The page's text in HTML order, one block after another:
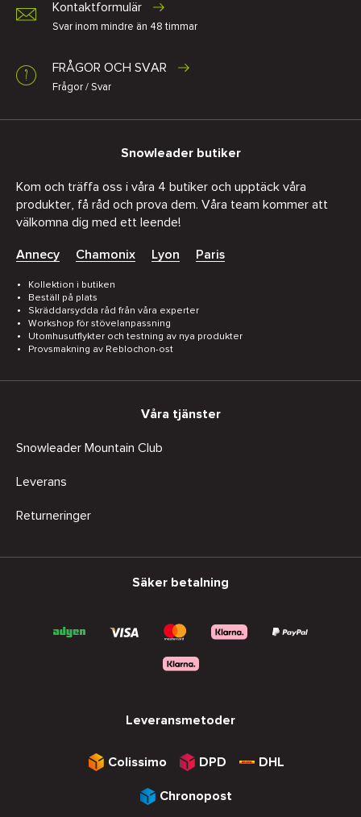
Kontaktformulär
Svar inom mindre än 48 timmar
FRÅGOR OCH SVAR
Frågor / Svar
Snowleader butiker
Kom och träffa oss i våra 4 butiker och upptäck våra
produkter, få råd och prova dem. Våra team kommer att
välkomna dig med ett leende!
Annecy Chamonix Lyon Paris
Kollektion i butiken
Beställ på plats
Skräddarsydda råd från våra experter
Workshop för stövelanpassning
Utomhusutflykter och testning av nya produkter
Provsmakning av Reblochon-ost
Våra tjänster
Snowleader Mountain Club
Leverans
Returneringer
Säker betalning
Leveransmetoder
Colissimo DPD DHL
Chronopost